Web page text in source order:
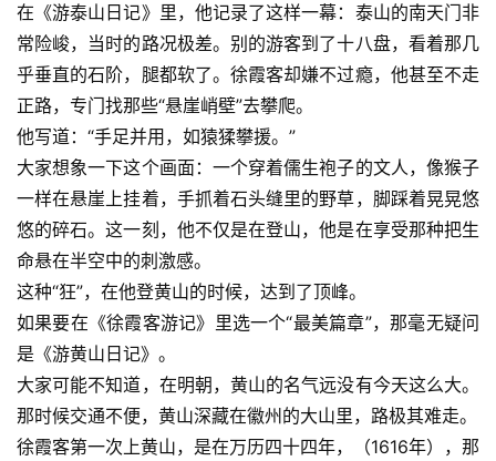
在《游泰山日记》里，他记录了这样一幕：泰山的南天门非
常险峻，当时的路况极差。别的游客到了十八盘，看着那几
乎垂直的石阶，腿都软了。徐霞客却嫌不过瘾，他甚至不走
正路，专门找那些“悬崖峭壁”去攀爬。
他写道：“手足并用，如猿猱攀援。”
大家想象一下这个画面：一个穿着儒生袍子的文人，像猴子
一样在悬崖上挂着，手抓着石头缝里的野草，脚踩着晃晃悠
悠的碎石。这一刻，他不仅是在登山，他是在享受那种把生
命悬在半空中的刺激感。
这种“狂”，在他登黄山的时候，达到了顶峰。
如果要在《徐霞客游记》里选一个“最美篇章”，那毫无疑问
是《游黄山日记》。
大家可能不知道，在明朝，黄山的名气远没有今天这么大。
那时候交通不便，黄山深藏在徽州的大山里，路极其难走。
徐霞客第一次上黄山，是在万历四十四年，（1616年），那